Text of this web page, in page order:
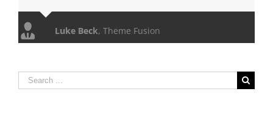
Luke Beck, Theme Fusion
Search